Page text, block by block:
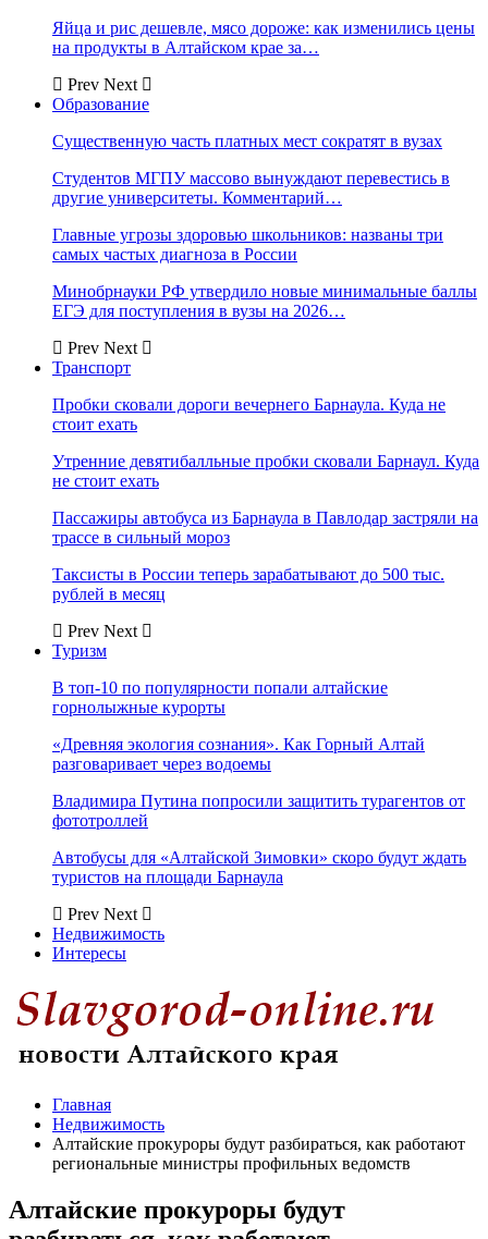
Яйца и рис дешевле, мясо дороже: как изменились цены
на продукты в Алтайском крае за…
Prev Next
Образование
Существенную часть платных мест сократят в вузах
Студентов МГПУ массово вынуждают перевестись в
другие университеты. Комментарий…
Главные угрозы здоровью школьников: названы три
самых частых диагноза в России
Минобрнауки РФ утвердило новые минимальные баллы
ЕГЭ для поступления в вузы на 2026…
Prev Next
Транспорт
Пробки сковали дороги вечернего Барнаула. Куда не
стоит ехать
Утренние девятибалльные пробки сковали Барнаул. Куда
не стоит ехать
Пассажиры автобуса из Барнаула в Павлодар застряли на
трассе в сильный мороз
Таксисты в России теперь зарабатывают до 500 тыс.
рублей в месяц
Prev Next
Туризм
В топ-10 по популярности попали алтайские
горнолыжные курорты
«Древняя экология сознания». Как Горный Алтай
разговаривает через водоемы
Владимира Путина попросили защитить турагентов от
фототроллей
Автобусы для «Алтайской Зимовки» скоро будут ждать
туристов на площади Барнаула
Prev Next
Недвижимость
Интересы
Главная
Недвижимость
Алтайские прокуроры будут разбираться, как работают
региональные министры профильных ведомств
Алтайские прокуроры будут